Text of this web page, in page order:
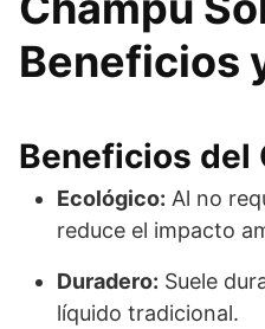
Beneficios
Beneficios del
Ecológico: Al no
reduce el impacto
Duradero: Suele
líquido tradicional.